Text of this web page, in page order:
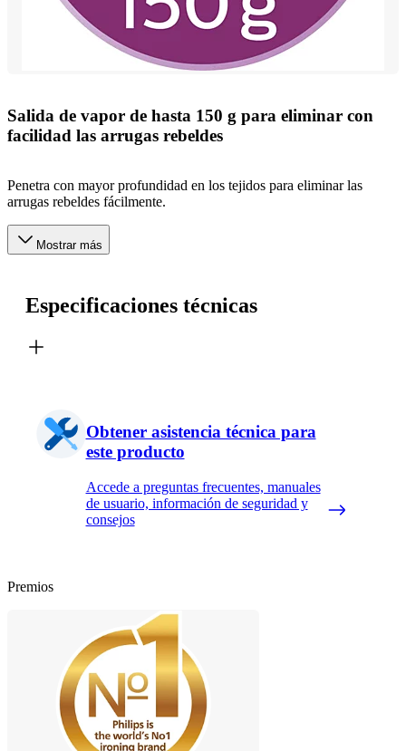
Salida de vapor de hasta 150 g para eliminar con
facilidad las arrugas rebeldes
Penetra con mayor profundidad en los tejidos para eliminar las
arrugas rebeldes fácilmente.
Mostrar más
Especificaciones técnicas
Obtener asistencia técnica para
este producto
Accede a preguntas frecuentes, manuales
de usuario, información de seguridad y
consejos
Premios